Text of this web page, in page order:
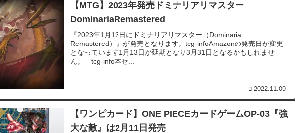
【MTG】2023年発売ドミナリアリマスター
DominariaRemastered
『2023年1月13日にドミナリアリマスター（Dominaria
Remastered）』が発売となります。tcg-infoAmazonの発売日が変更
となっています1月13日が延期となり3月31日となるかもしれませ
ん。 tcg-info本セ...
2022.11.09
【ワンピカード】ONE PIECEカードゲームOP-03『強
大な敵』は2月11日発売